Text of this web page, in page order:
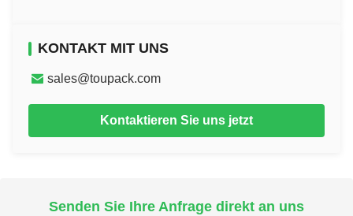
KONTAKT MIT UNS
sales@toupack.com
Kontaktieren Sie uns jetzt
Senden Sie Ihre Anfrage direkt an uns